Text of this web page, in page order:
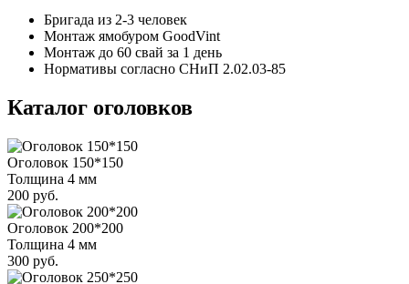
Бригада из 2-3 человек
Монтаж ямобуром GoodVint
Монтаж до 60 свай за 1 день
Нормативы согласно СНиП 2.02.03-85
Каталог оголовков
Оголовок 150*150
Толщина 4 мм
200 руб.
Оголовок 200*200
Толщина 4 мм
300 руб.